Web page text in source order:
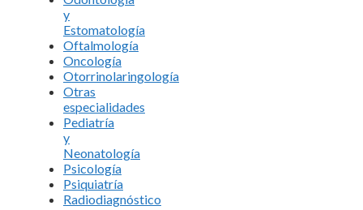
y
Estomatología
Oftalmología
Oncología
Otorrinolaringología
Otras
especialidades
Pediatría
y
Neonatología
Psicología
Psiquiatría
Radiodiagnóstico